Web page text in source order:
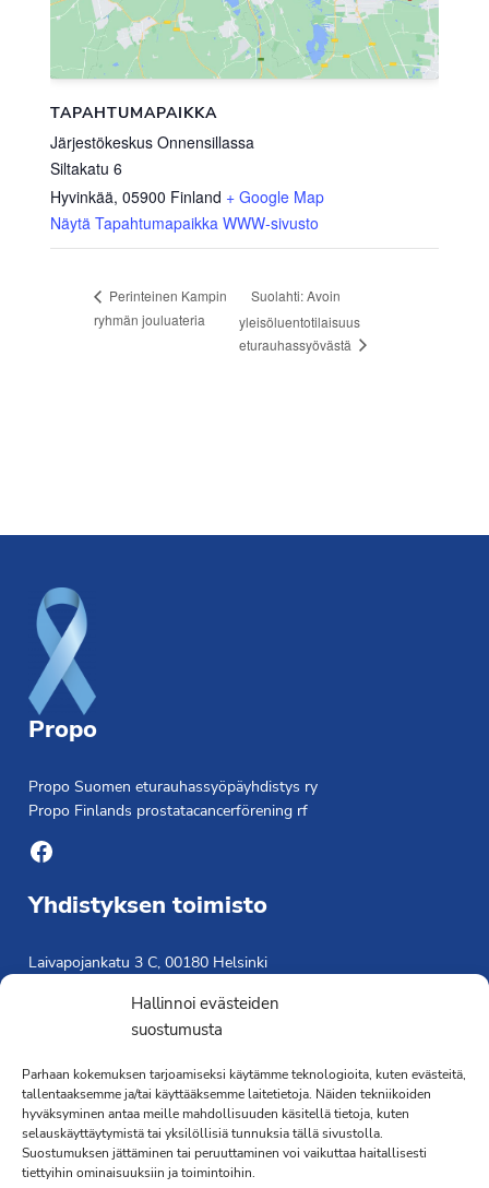
Hallinnoi evästeiden
suostumusta
Parhaan kokemuksen tarjoamiseksi käytämme teknologioita, kuten evästeitä,
tallentaaksemme ja/tai käyttääksemme laitetietoja. Näiden tekniikoiden
hyväksyminen antaa meille mahdollisuuden käsitellä tietoja, kuten
selauskäyttäytymistä tai yksilöllisiä tunnuksia tällä sivustolla.
Suostumuksen jättäminen tai peruuttaminen voi vaikuttaa haitallisesti
tiettyihin ominaisuuksiin ja toimintoihin.
TAPAHTUMAPAIKKA
Järjestökeskus Onnensillassa
Siltakatu 6
Hyvinkää, 05900 Finland + Google Map
Näytä Tapahtumapaikka WWW-sivusto
Perinteinen Kampin
ryhmän jouluateria
Suolahti: Avoin
yleisöluentotilaisuus
eturauhassyövästä
Propo
Propo Suomen eturauhassyöpäyhdistys ry
Propo Finlands prostatacancerförening rf
Facebook
Yhdistyksen toimisto
Laivapojankatu 3 C, 00180 Helsinki
Saavutettavuusseloste »
Toiminnanjohtaja
Kimmo Järvinen
Terveydenhoitaja
041 501 4176